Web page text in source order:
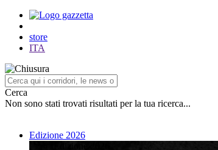
store
ITA
Cerca
Non sono stati trovati risultati per la tua ricerca...
Edizione 2026